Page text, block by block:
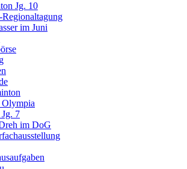
Jg. 10
Regionaltagung
im Juni
7
im DoG